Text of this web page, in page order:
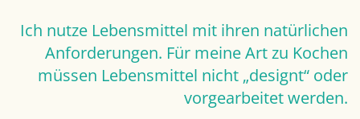
Ich nutze Lebensmittel mit ihren natürlichen
Anforderungen. Für meine Art zu Kochen
müssen Lebensmittel nicht „designt“ oder
vorgearbeitet werden.